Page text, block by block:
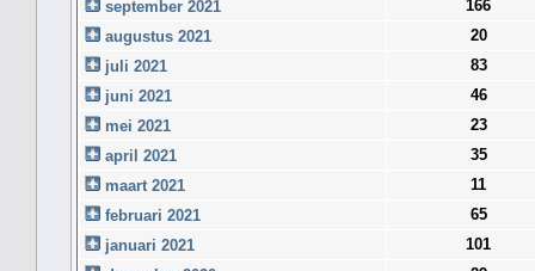
september 2021
166
augustus 2021
20
juli 2021
83
juni 2021
46
mei 2021
23
april 2021
35
maart 2021
11
februari 2021
65
januari 2021
101